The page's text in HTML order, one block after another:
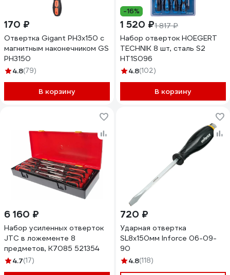
170 ₽
Отвертка Gigant PH3x150 с
магнитным наконечником GS
PH3150
4.8(79)
В корзину
-16%
1 520 ₽1 817 ₽
Набор отверток HOEGERT
TECHNIK 8 шт, сталь S2
HT1S096
4.8(102)
В корзину
6 160 ₽
Набор усиленных отверток
JTC в ложементе 8
предметов, K7085 521354
4.7(17)
720 ₽
Ударная отвертка
SL8х150мм Inforce 06-09-
90
4.8(118)